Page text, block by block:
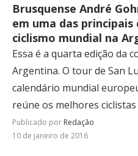
Brusquense André
em uma das
ciclismo mundial na
Essa é a quarta edição da
Argentina. O tour de San
calendário mundial
reúne os melhores
Publicado por Redação
10 de janeiro de 2016